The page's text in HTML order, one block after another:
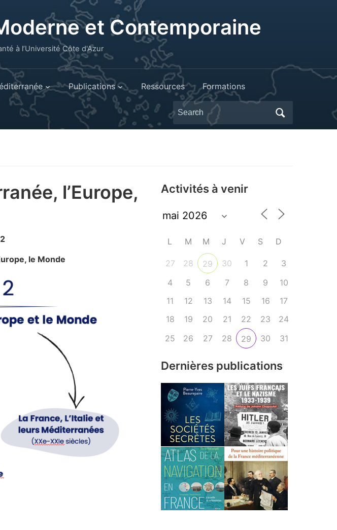
et Contemporaine
à l’Université Côte d'Azur
Publications Ressources Formations
Search
for:
l’Europe,
le Monde
Activités à venir
L M M J V S D
27 28 29 30 1 2
3
4
5 6 7 8 9
10
11
12 13 14 15 16
17
18
19 20 21 22 23
24
25
26 27 28 29 30 31
Dernières publications